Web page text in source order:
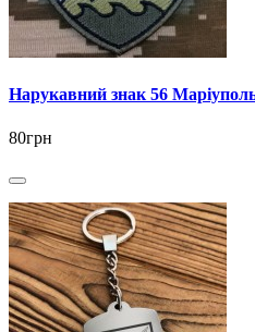
Нарукавний знак 56
80грн